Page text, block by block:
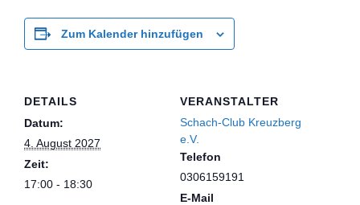
Zum Kalender hinzufügen
DETAILS
Datum:
4. August 2027
Zeit:
17:00 - 18:30
VERANSTALTER
Schach-Club Kreuzberg
e.V.
Telefon
0306159191
E-Mail